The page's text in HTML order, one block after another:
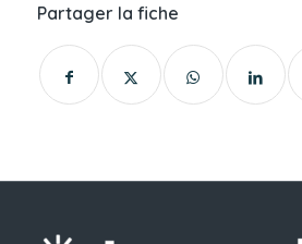
Partager la fiche